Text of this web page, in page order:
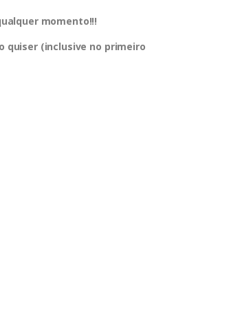
momento!!!
quiser (inclusive no primeiro